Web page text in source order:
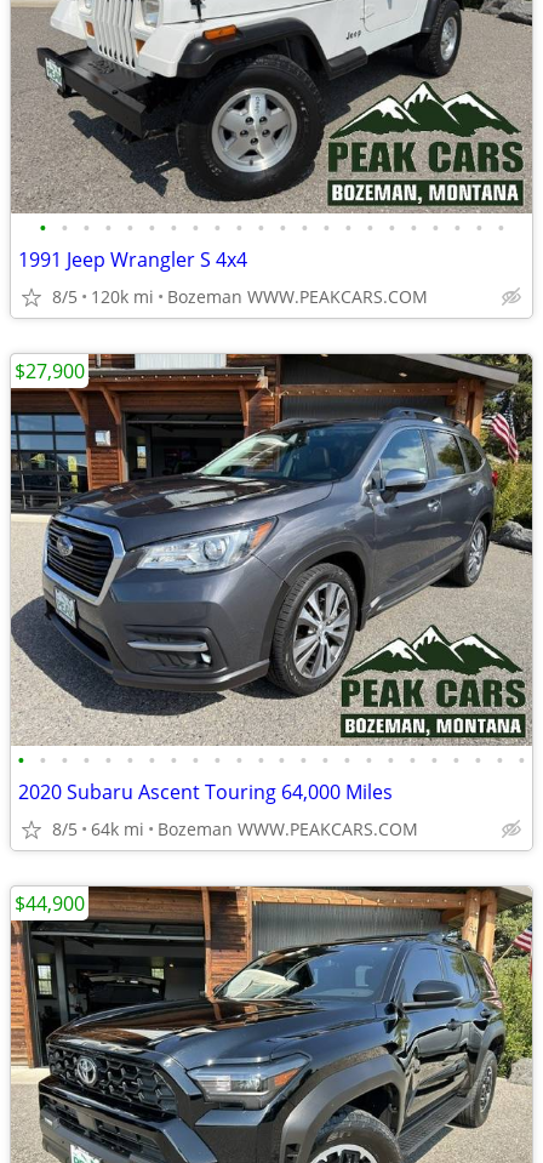
• • • • • • • • • • • • • • • • • • • • • •
1991 Jeep Wrangler S 4x4
8/5 120k mi Bozeman WWW.PEAKCARS.COM
• • • • • • • • • • • • • • • • • • • • • • • •
2020 Subaru Ascent Touring 64,000 Miles
8/5 64k mi Bozeman WWW.PEAKCARS.COM
$27,900
$44,900